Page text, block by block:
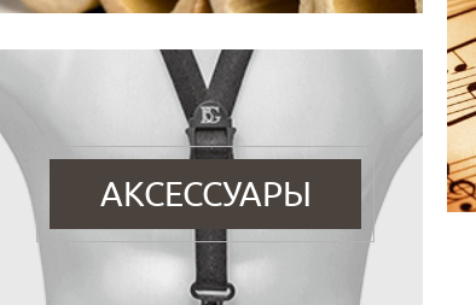
АКСЕССУАРЫ